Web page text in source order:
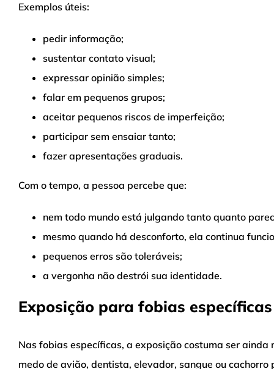
Exemplos úteis:
pedir informação;
sustentar contato visual;
expressar opinião simples;
falar em pequenos grupos;
aceitar pequenos riscos de imperfeição;
participar sem ensaiar tanto;
fazer apresentações graduais.
Com o tempo, a pessoa percebe que:
nem todo mundo está julgando tanto quanto
mesmo quando há desconforto, ela continua
pequenos erros são toleráveis;
a vergonha não destrói sua identidade.
Exposição para fobias específicas
Nas fobias específicas, a exposição costuma ser
medo de avião, dentista, elevador, sangue ou